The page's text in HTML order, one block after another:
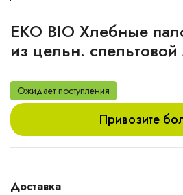
EKO BIO Хлебные
из цельн. спельтовой
Ожидает поступления
Привозите
Доставка